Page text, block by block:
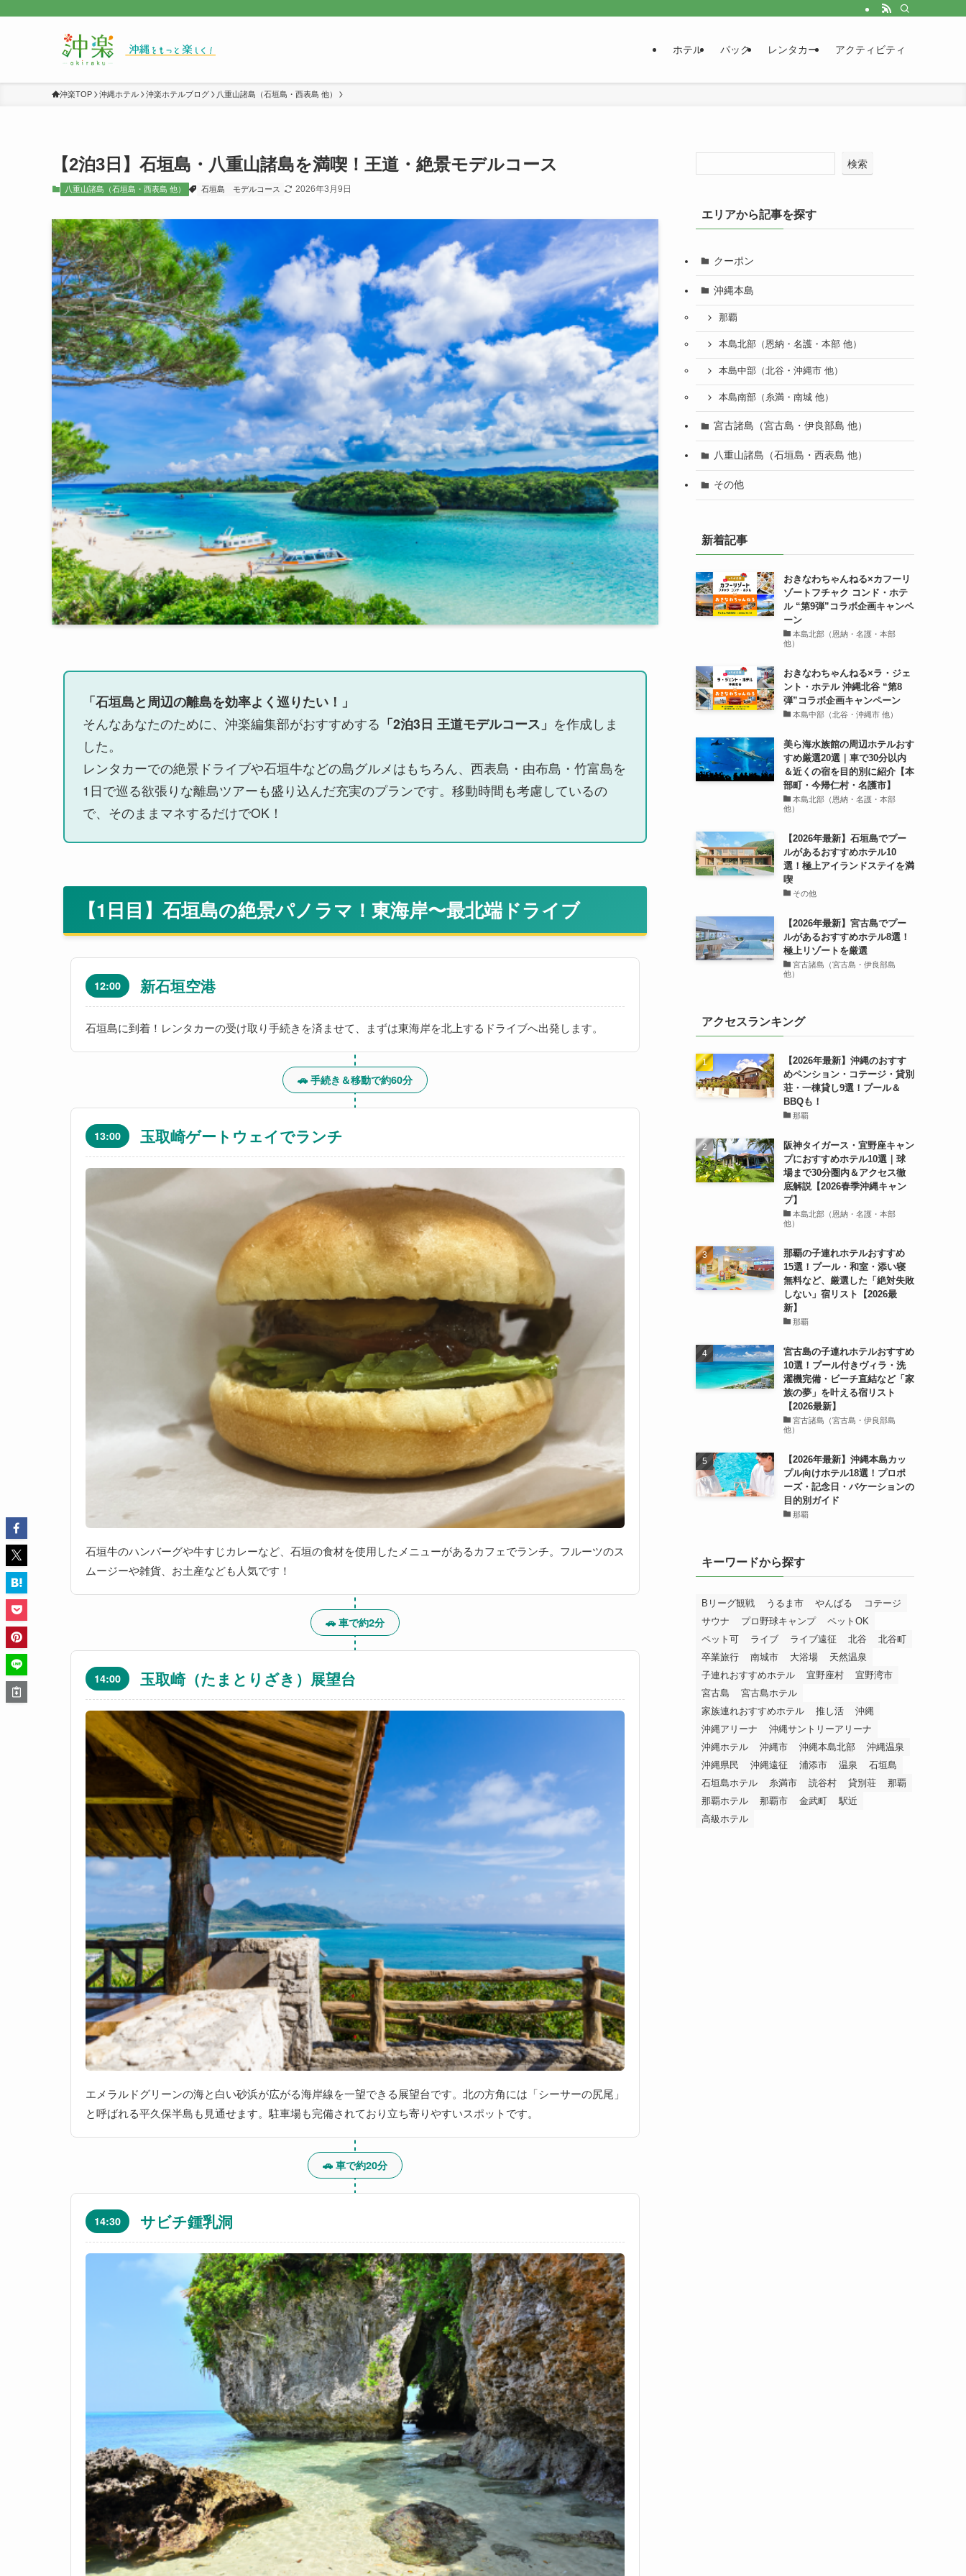
ホテル パック レンタカー アクティビティ
沖楽TOP 沖縄ホテル 沖楽ホテルブログ 八重山諸島（石垣島・西表島 他）
【2泊3日】石垣島・八重山諸島を満喫！王道・絶景モデルコース
八重山諸島（石垣島・西表島 他） 石垣島 モデルコース 2026年3月9日
「石垣島と周辺の離島を効率よく巡りたい！」
そんなあなたのために、沖楽編集部がおすすめする 「2泊3日 王道モデルコース」 を作成しま
した。
レンタカーでの絶景ドライブや石垣牛などの島グルメはもちろん、西表島・由布島・竹富島を
1日で巡る欲張りな離島ツアーも盛り込んだ充実のプランです。移動時間も考慮しているの
で、そのままマネするだけでOK！
【1日目】石垣島の絶景パノラマ！東海岸〜最北端ドライブ
12:00 新石垣空港
石垣島に到着！レンタカーの受け取り手続きを済ませて、まずは東海岸を北上するドライブへ出発します。
🚗 手続き＆移動で約60分
13:00 玉取崎ゲートウェイでランチ
石垣牛のハンバーグや牛すじカレーなど、石垣の食材を使用したメニューがあるカフェでランチ。フルーツのス
ムージーや雑貨、お土産なども人気です！
🚗 車で約2分
14:00 玉取崎（たまとりざき）展望台
エメラルドグリーンの海と白い砂浜が広がる海岸線を一望できる展望台です。北の方角には「シーサーの尻尾」
と呼ばれる平久保半島も見通せます。駐車場も完備されており立ち寄りやすいスポットです。
🚗 車で約20分
14:30 サビチ鍾乳洞
検索
エリアから記事を探す
クーポン
沖縄本島
那覇
本島北部（恩納・名護・本部 他）
本島中部（北谷・沖縄市 他）
本島南部（糸満・南城 他）
宮古諸島（宮古島・伊良部島 他）
八重山諸島（石垣島・西表島 他）
その他
新着記事
おきなわちゃんねる×カフーリ
ゾートフチャク コンド・ホテ
ル “第9弾”コラボ企画キャンペ
ーン
本島北部（恩納・名護・本部
他）
おきなわちゃんねる×ラ・ジェ
ント・ホテル 沖縄北谷 “第8
弾”コラボ企画キャンペーン
本島中部（北谷・沖縄市 他）
美ら海水族館の周辺ホテルおす
すめ厳選20選｜車で30分以内
＆近くの宿を目的別に紹介【本
部町・今帰仁村・名護市】
本島北部（恩納・名護・本部
他）
【2026年最新】石垣島でプー
ルがあるおすすめホテル10
選！極上アイランドステイを満
喫
その他
【2026年最新】宮古島でプー
ルがあるおすすめホテル8選！
極上リゾートを厳選
宮古諸島（宮古島・伊良部島
他）
アクセスランキング
【2026年最新】沖縄のおすす
めペンション・コテージ・貸別
荘・一棟貸し9選！プール＆
BBQも！
那覇
阪神タイガース・宜野座キャン
プにおすすめホテル10選｜球
場まで30分圏内＆アクセス徹
底解説【2026春季沖縄キャン
プ】
本島北部（恩納・名護・本部
他）
那覇の子連れホテルおすすめ
15選！プール・和室・添い寝
無料など、厳選した「絶対失敗
しない」宿リスト【2026最
新】
那覇
宮古島の子連れホテルおすすめ
10選！プール付きヴィラ・洗
濯機完備・ビーチ直結など「家
族の夢」を叶える宿リスト
【2026最新】
宮古諸島（宮古島・伊良部島
他）
【2026年最新】沖縄本島カッ
プル向けホテル18選！プロポ
ーズ・記念日・バケーションの
目的別ガイド
那覇
キーワードから探す
Bリーグ観戦 うるま市 やんばる
コテージ
サウナ
プロ野球キャンプ
ペットOK
ペット可
ライブ ライブ遠征 北谷
北谷町
卒業旅行
南城市 大浴場
天然温泉
子連れおすすめホテル
宜野座村
宜野湾市
宮古島
宮古島ホテル
家族連れおすすめホテル
推し活
沖縄
沖縄アリーナ
沖縄サントリーアリーナ
沖縄ホテル
沖縄市 沖縄本島北部
沖縄温泉
沖縄県民
沖縄遠征 浦添市 温泉
石垣島
石垣島ホテル
糸満市 読谷村 貸別荘
那覇
那覇ホテル
那覇市 金武町
駅近
高級ホテル